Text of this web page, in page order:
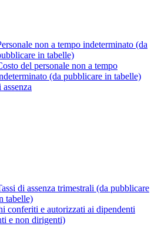
non a tempo indeterminato (da
in tabelle)
del personale non a tempo
(da pubblicare in tabelle)
di assenza trimestrali (da pubblicare
tabelle)
conferiti e autorizzati ai dipendenti
e non dirigenti)